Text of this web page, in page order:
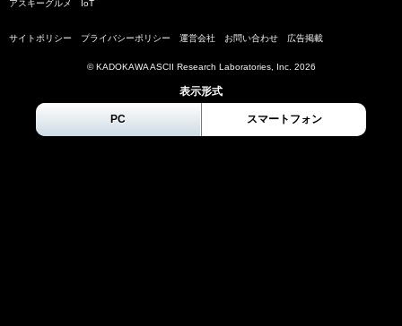
アスキーグルメ IoT
サイトポリシー プライバシーポリシー 運営会社 お問い合わせ 広告掲載
© KADOKAWA ASCII Research Laboratories, Inc. 2026
表示形式
PC スマートフォン